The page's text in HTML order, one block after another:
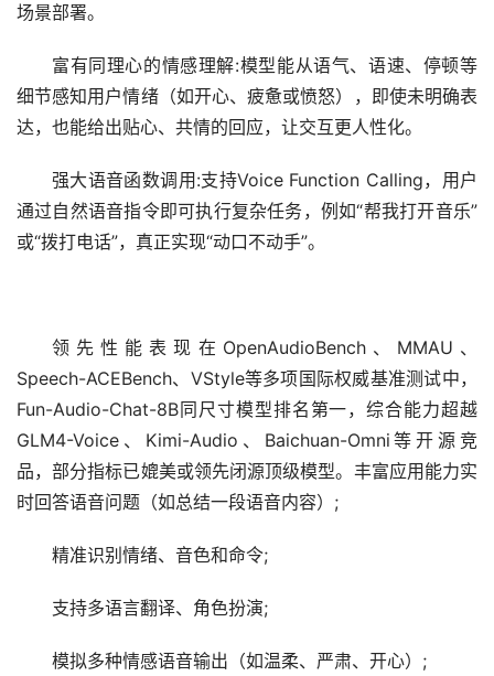
场景部署。
富有同理心的情感理解:模型能从语气、语速、停顿等
细节感知用户情绪（如开心、疲惫或愤怒），即使未明确表
达，也能给出贴心、共情的回应，让交互更人性化。
强大语音函数调用:支持Voice Function Calling，用户
通过自然语音指令即可执行复杂任务，例如“帮我打开音乐”
或“拨打电话”，真正实现“动口不动手”。
领先性能表现在OpenAudioBench、MMAU、
Speech-ACEBench、VStyle等多项国际权威基准测试中，
Fun-Audio-Chat-8B同尺寸模型排名 第一，综合能力超越
GLM4-Voice、Kimi-Audio、Baichuan-Omni等开源竞
品，部分指标已媲美或领先闭源顶级模型。丰富应用能力实
时回答语音问题（如总结一段语音内容）;
精准识别情绪、音色和命令;
支持多语言翻译、角色扮演;
模拟多种情感语音输出（如温柔、严肃、开心）;